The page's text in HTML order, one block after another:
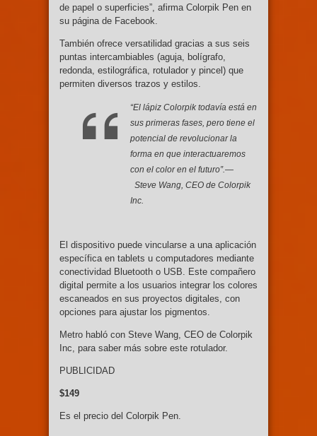
de papel o superficies”, afirma Colorpik Pen en
su página de Facebook.
También ofrece versatilidad gracias a sus seis
puntas intercambiables (aguja, bolígrafo,
redonda, estilográfica, rotulador y pincel) que
permiten diversos trazos y estilos.
“El lápiz Colorpik todavía está en
sus primeras fases, pero tiene el
potencial de revolucionar la
forma en que interactuaremos
con el color en el futuro”.—
Steve Wang, CEO de Colorpik
Inc.
El dispositivo puede vincularse a una aplicación
específica en tablets u computadores mediante
conectividad Bluetooth o USB. Este compañero
digital permite a los usuarios integrar los colores
escaneados en sus proyectos digitales, con
opciones para ajustar los pigmentos.
Metro habló con Steve Wang, CEO de Colorpik
Inc, para saber más sobre este rotulador.
PUBLICIDAD
$149
Es el precio del Colorpik Pen.